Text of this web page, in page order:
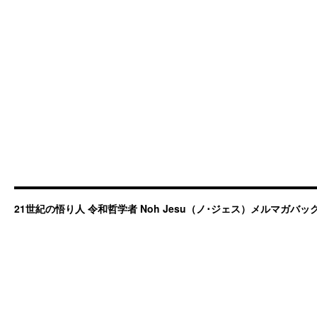
21世紀の悟り人 令和哲学者 Noh Jesu（ノ･ジェス）メルマガバッ